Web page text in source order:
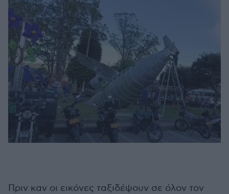
Πριν καν οι εικόνες ταξιδέψουν σε όλον τον